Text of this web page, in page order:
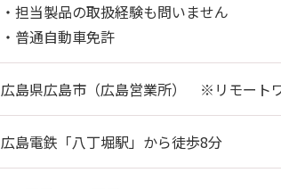
・担当製品の取扱経験も問いません
・普通自動車免許
広島県広島市（広島営業所） ※リモートワ
広島電鉄「八丁堀駅」から徒歩8分